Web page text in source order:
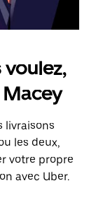
livraisons
les deux,
votre propre
avec Uber.